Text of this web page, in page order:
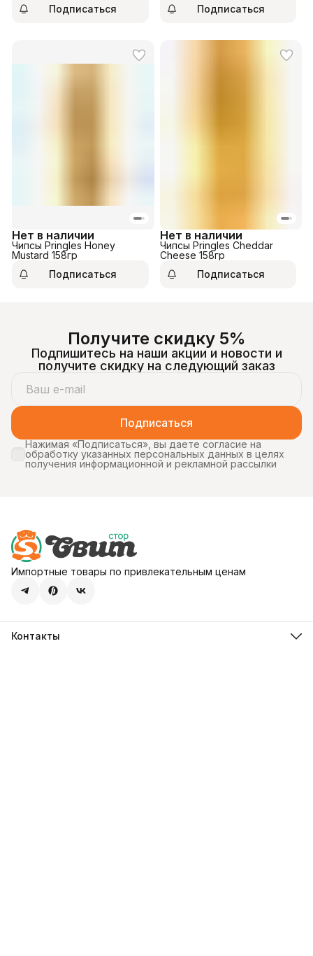
Подписаться
Подписаться
Нет в наличии
Чипсы Pringles Honey
Mustard 158гр
Подписаться
Нет в наличии
Чипсы Pringles Cheddar
Cheese 158гр
Подписаться
Получите скидку 5%
Подпишитесь на наши акции и новости и
получите скидку на следующий заказ
Подписаться
Нажимая «Подписаться», вы даете согласие на
обработку указанных персональных данных в целях
получения информационной и рекламной рассылки
Импортные товары по привлекательным ценам
Контакты